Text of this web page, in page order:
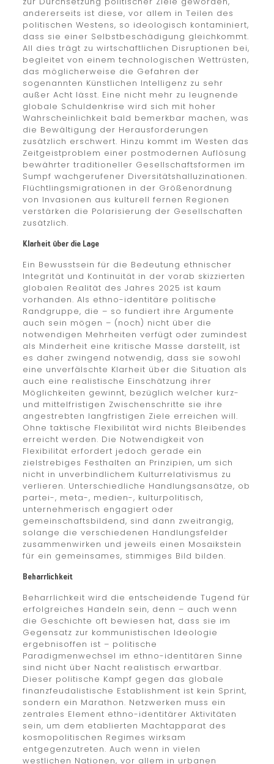
andererseits ist diese, vor allem in Teilen des
politischen Westens, so ideologisch kontaminiert,
dass sie einer Selbstbeschädigung gleichkommt.
All dies trägt zu wirtschaftlichen Disruptionen bei,
begleitet von einem technologischen Wettrüsten,
das möglicherweise die Gefahren der
sogenannten Künstlichen Intelligenz zu sehr
außer Acht lässt. Eine nicht mehr zu leugnende
globale Schuldenkrise wird sich mit hoher
Wahrscheinlichkeit bald bemerkbar machen, was
die Bewältigung der Herausforderungen
zusätzlich erschwert. Hinzu kommt im Westen das
Zeitgeistproblem einer postmodernen Auflösung
bewährter traditioneller Gesellschaftsformen im
Sumpf wachgerufener Diversitätshalluzinationen.
Flüchtlingsmigrationen in der Größenordnung
von Invasionen aus kulturell fernen Regionen
verstärken die Polarisierung der Gesellschaften
zusätzlich.
Klarheit über die Lage
Ein Bewusstsein für die Bedeutung ethnischer
Integrität und Kontinuität in der vorab skizzierten
globalen Realität des Jahres 2025 ist kaum
vorhanden. Als ethno-identitäre politische
Randgruppe, die – so fundiert ihre Argumente
auch sein mögen – (noch) nicht über die
notwendigen Mehrheiten verfügt oder zumindest
als Minderheit eine kritische Masse darstellt, ist
es daher zwingend notwendig, dass sie sowohl
eine unverfälschte Klarheit über die Situation als
auch eine realistische Einschätzung ihrer
Möglichkeiten gewinnt, bezüglich welcher kurz-
und mittelfristigen Zwischenschritte sie ihre
angestrebten langfristigen Ziele erreichen will.
Ohne taktische Flexibilität wird nichts Bleibendes
erreicht werden. Die Notwendigkeit von
Flexibilität erfordert jedoch gerade ein
zielstrebiges Festhalten an Prinzipien, um sich
nicht in unverbindlichem Kulturrelativismus zu
verlieren. Unterschiedliche Handlungsansätze, ob
partei-, meta-, medien-, kulturpolitisch,
unternehmerisch engagiert oder
gemeinschaftsbildend, sind dann zweitrangig,
solange die verschiedenen Handlungsfelder
zusammenwirken und jeweils einen Mosaikstein
für ein gemeinsames, stimmiges Bild bilden.
Beharrlichkeit
Beharrlichkeit wird die entscheidende Tugend für
erfolgreiches Handeln sein, denn – auch wenn
die Geschichte oft bewiesen hat, dass sie im
Gegensatz zur kommunistischen Ideologie
ergebnisoffen ist – politische
Paradigmenwechsel im ethno-identitären Sinne
sind nicht über Nacht realistisch erwartbar.
Dieser politische Kampf gegen das globale
finanzfeudalistische Establishment ist kein Sprint,
sondern ein Marathon. Netzwerken muss ein
zentrales Element ethno-identitärer Aktivitäten
sein, um dem etablierten Machtapparat des
kosmopolitischen Regimes wirksam
entgegenzutreten. Auch wenn in vielen
westlichen Nationen, vor allem in urbanen